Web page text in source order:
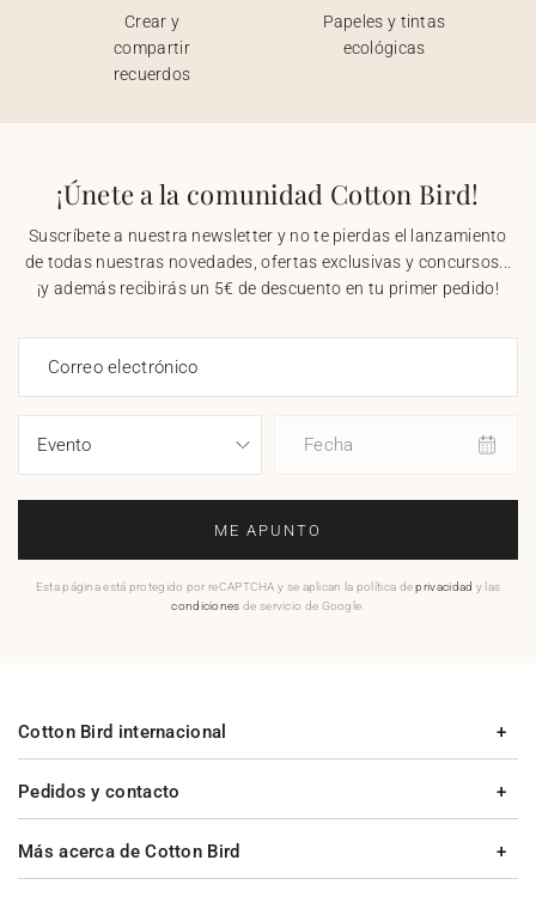
Crear y
compartir
recuerdos
Papeles y tintas
ecológicas
¡Únete a la comunidad Cotton Bird!
Suscríbete a nuestra newsletter y no te pierdas el lanzamiento
de todas nuestras novedades, ofertas exclusivas y concursos...
¡y además recibirás un 5€ de descuento en tu primer pedido!
Correo electrónico
Fecha
ME APUNTO
Esta página está protegido por reCAPTCHA y se aplican la política deprivacidad y las
condiciones de servicio de Google.
Pedidos y contacto
Más acerca de Cotton Bird
Cotton Bird internacional